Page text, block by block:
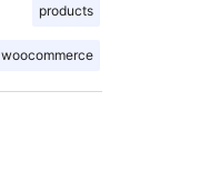
products
woocommerce